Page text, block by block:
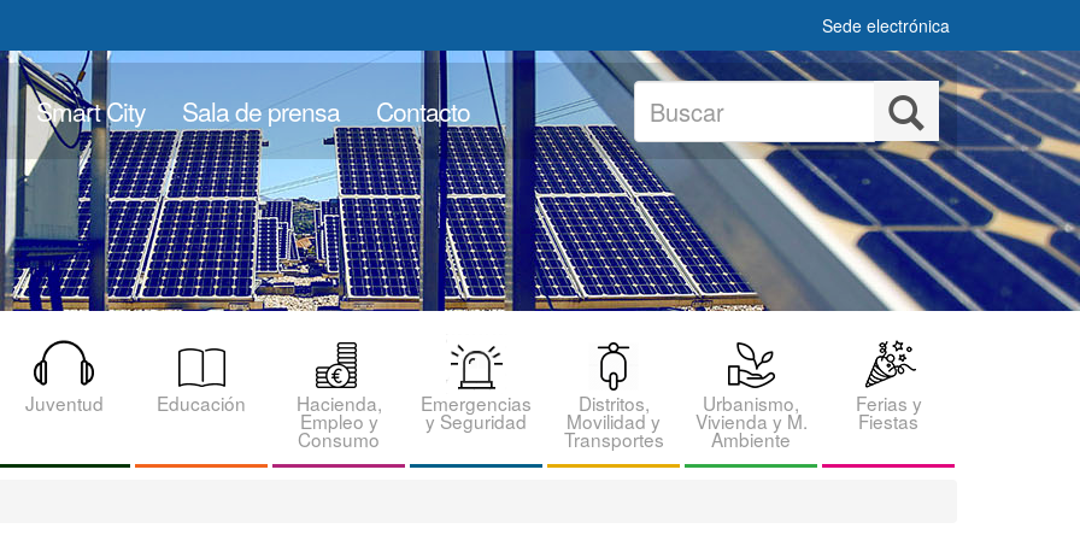
Sede electrónica
Smart City Sala de prensa Contacto
Buscar Buscar
Juventud Educación Hacienda,
Empleo y
Consumo
Emergencias
y Seguridad
Distritos,
Movilidad y
Transportes
Urbanismo,
Vivienda y M.
Ambiente
Ferias y
Fiestas